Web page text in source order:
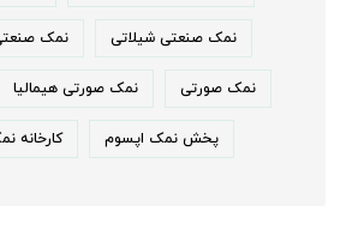
نمک صنعتی شیلاتی نمک
نمک صورتی نمک صورتی هیمالیا
پخش نمک اپسوم کارخانه